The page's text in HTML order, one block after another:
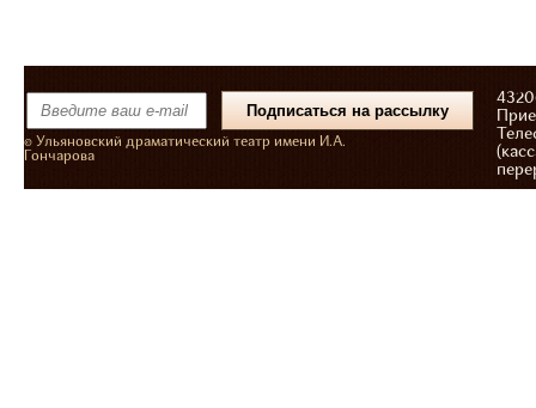
© Ульяновский драматический театр имени И.А.
Гончарова